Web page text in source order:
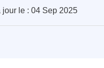
jour le : 04 Sep 2025